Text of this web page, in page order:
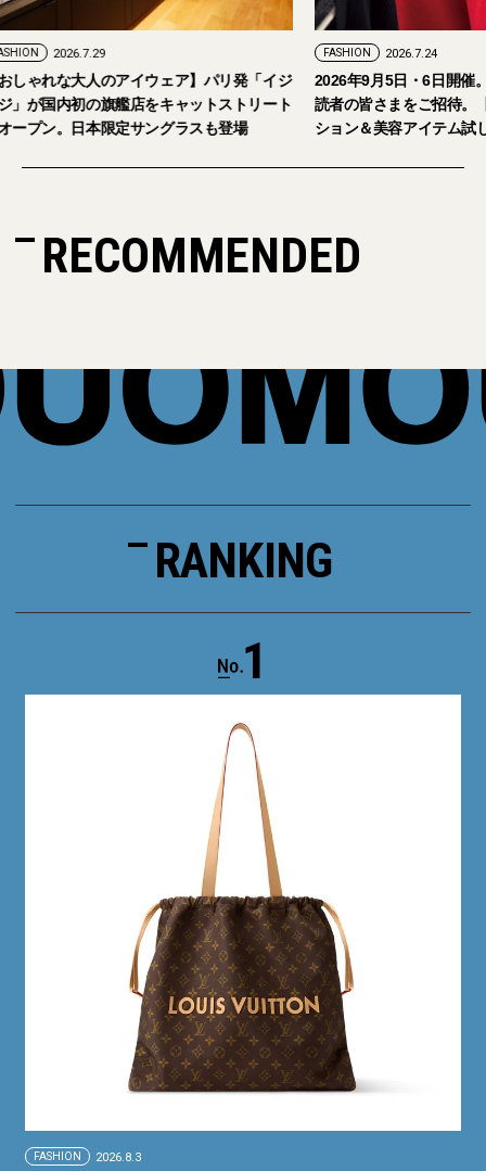
FASHION 2026.7.29
【おしゃれな大人のアイウェア】パリ発「イジ
ピジ」が国内初の旗艦店をキャットストリート
にオープン。日本限定サングラスも登場
FASHION 2026.7.24
2026年9月5日・6
読者の皆さまをご
ション＆美容アイ
RECOMMENDED
RANKING
1
FASHION 2026.8.3